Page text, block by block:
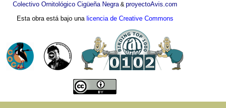
Colectivo Ornitológico Cigüeña Negra& proyectoAvis.com
Esta obra está bajo una licencia de Creative Commons